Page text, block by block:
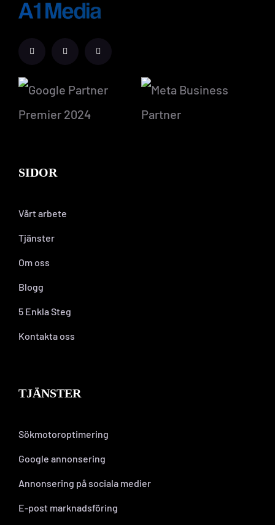
SIDOR
Vårt arbete
Tjänster
Om oss
Blogg
5 Enkla Steg
Kontakta oss
TJÄNSTER
Sökmotoroptimering
Google annonsering
Annonsering på sociala medier
E-post marknadsföring